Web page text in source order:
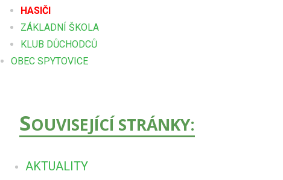
HASIČI
ZÁKLADNÍ ŠKOLA
KLUB DŮCHODCŮ
OBEC SPYTOVICE
SOUVISEJÍCÍ STRÁNKY:
AKTUALITY